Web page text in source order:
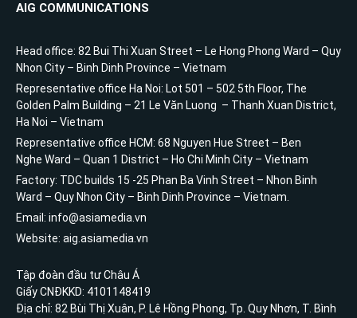
AIG COMMUNICATIONS
Head office: 82 Bui Thi Xuan Street – Le Hong Phong Ward – Quy
Nhon City – Binh Dinh Province – Vietnam
Representative office Ha Noi: Lot 501 – 502 5th Floor, The
Golden Palm Building – 21 Le Văn Luong – Thanh Xuan District,
Ha Noi – Vietnam
Representative office HCM: 68 Nguyen Hue Street – Ben
Nghe Ward – Quan 1 District – Ho Chi Minh City – Vietnam
Factory: TDC builds 15 -25 Phan Ba Vinh Street – Nhon Binh
Ward – Quy Nhon City – Binh Dinh Province – Vietnam.
Email: info@asiamedia.vn
Website: aig.asiamedia.vn
Tập đoàn đầu tư Châu Á
Giấy CNĐKKD: 4101148419
Địa chỉ: 82 Bùi Thị Xuân, P. Lê Hồng Phong, Tp. Quy Nhơn, T. Bình